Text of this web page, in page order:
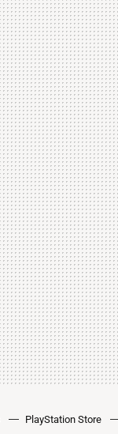
PlayStation Store